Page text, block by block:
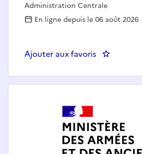
Administration Centrale
En ligne depuis le 06 août 2026
Ajouter aux favoris : Adjoint-